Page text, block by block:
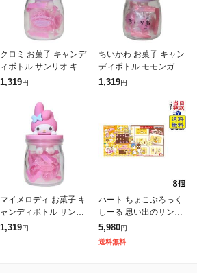
クロミ お菓子 キャンデ
ィボトル サンリオ キャ
ラクター グッズ
1,319円
ちいかわ お菓子 キャン
ディボトル モモンガ キ
ャラクター グッズ
1,319円
マイメロディ お菓子 キ
ャンディボトル サンリ
オ キャラクター グッズ
1,319円
ハート ちょこぶろっく
しーる 思い出のサンリ
オキャラクターズ 8個
BOX 食玩
5,980円
送料無料